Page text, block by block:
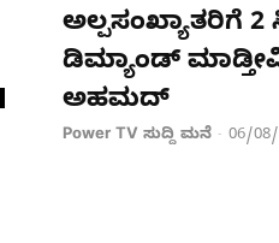
ಅಲ್ಪಸಂಖ್ಯಾತರಿಗೆ 2
ಡಿಮ್ಯಾಂಡ್
ಅಹಮದ್
Power TV ಸುದ್ದಿ ಮನೆ - 06/